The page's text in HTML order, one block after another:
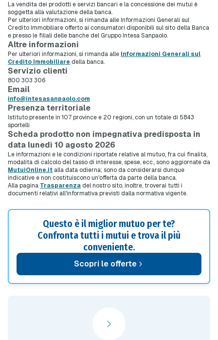
La vendita dei prodotti e servizi bancari e la concessione dei mutui è
soggetta alla valutazione della banca.
Per ulteriori informazioni, si rimanda alle Informazioni Generali sul
Credito Immobiliare offerto ai consumatori disponibili sul sito della Banca
e presso le filiali delle banche del Gruppo Intesa Sanpaolo.
Altre informazioni
Per ulteriori informazioni, si rimanda alle Informazioni Generali sul
Credito Immobiliare della banca.
Servizio clienti
800 303 306
Email
info@intesasanpaolo.com
Presenza territoriale
Istituto presente in 107 province e 20 regioni, con un totale di 5843
sportelli
Scheda prodotto non impegnativa predisposta in
data lunedì 10 agosto 2026
Le informazioni e le condizioni riportate relative al mutuo, fra cui finalità,
modalità di calcolo del tasso di interesse, spese, ecc., sono aggiornate da
MutuiOnline.it alla data odierna; sono da considerarsi dunque
indicative e non costituiscono un'offerta da parte della banca.
Alla pagina Trasparenza del nostro sito, inoltre, troverai tutti i
documenti relativi all'informativa previsti dalla normativa vigente.
Questo è il miglior mutuo per te?
Confronta tutti i mutui e trova il più
conveniente.
Scopri le offerte